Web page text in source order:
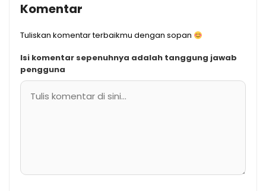
Komentar
Tuliskan komentar terbaikmu dengan sopan
Isi komentar sepenuhnya adalah tanggung jawab
pengguna